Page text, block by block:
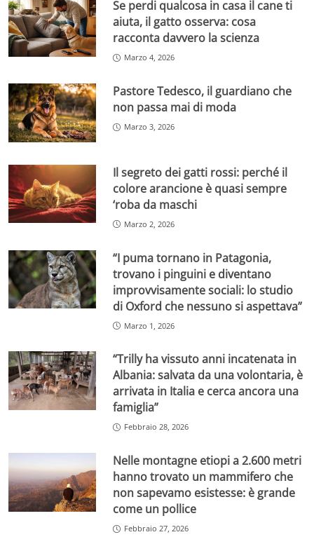
Se perdi qualcosa in casa il cane ti
aiuta, il gatto osserva: cosa
racconta davvero la scienza
Marzo 4, 2026
Pastore Tedesco, il guardiano che
non passa mai di moda
Marzo 3, 2026
Il segreto dei gatti rossi: perché il
colore arancione è quasi sempre
‘roba da maschi
Marzo 2, 2026
“I puma tornano in Patagonia,
trovano i pinguini e diventano
improvvisamente sociali: lo studio
di Oxford che nessuno si aspettava”
Marzo 1, 2026
“Trilly ha vissuto anni incatenata in
Albania: salvata da una volontaria, è
arrivata in Italia e cerca ancora una
famiglia”
Febbraio 28, 2026
Nelle montagne etiopi a 2.600 metri
hanno trovato un mammifero che
non sapevamo esistesse: è grande
come un pollice
Febbraio 27, 2026